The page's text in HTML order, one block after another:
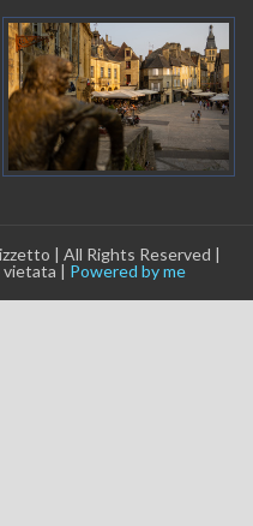
| All Rights Reserved |
vietata | Powered by me